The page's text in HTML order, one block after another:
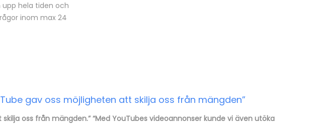
upp hela tiden och
inom max 24
gav oss möjligheten att skilja oss från mängden”
oss från mängden.” “Med YouTubes videoannonser kunde vi även utöka